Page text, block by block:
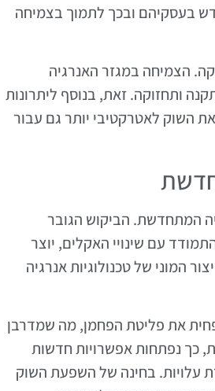
בעסקיהם ובכך לתמוך בצמיחה
הצמיחה במגזר האנרגיה
ותחזוקה. זאת, בנוסף ליתרונות
השוק לאטרקטיבי יותר גם עבור
המתחדשת. הביקוש הגובר
עם שינויי האקלים, יוצר
המוני של טכנולוגיות אנרגיה
את פליטת הפחמן, מה שמדרבן
כך נפתחות אפשרויות חדשות
עלויות. בחינה של השפעת השוק